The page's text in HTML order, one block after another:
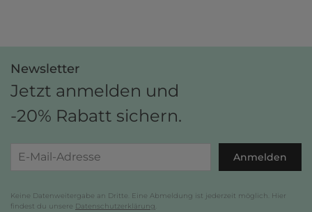
Newsletter
Jetzt anmelden und
-20% Rabatt sichern.
Anmelden
Keine Datenweitergabe an Dritte. Eine Abmeldung ist jederzeit möglich. Hier
findest du unsere Datenschutzerklärung